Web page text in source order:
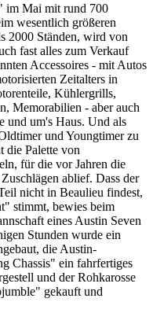
im Mai mit rund 700
wesentlich größeren
2000 Ständen, wird von
fast alles zum Verkauf
Accessoires - mit Autos
Zeitalters in
Kühlergrills,
Memorabilien - aber auch
und um's Haus. Und als
und Youngtimer zu
die Palette von
für die vor Jahren die
ablief. Dass der
nicht in Beaulieu findest,
stimmt, bewies beim
eines Austin Seven
Stunden wurde ein
die Austin-
Chassis" ein fahrfertiges
und der Rohkarosse
gekauft und